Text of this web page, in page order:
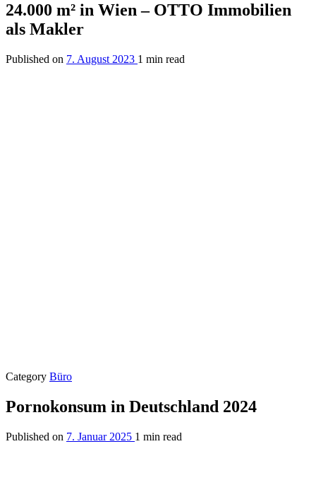
24.000 m² in Wien – OTTO Immobilien
als Makler
Published on 7. August 2023 1 min read
Category Büro
Pornokonsum in Deutschland 2024
Published on 7. Januar 2025 1 min read